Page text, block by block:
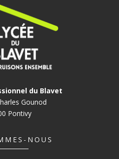
du Blavet
Gounod
Pontivy
NOUS